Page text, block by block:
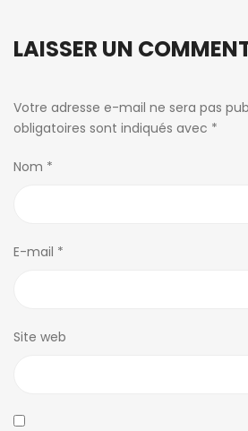
LAISSER UN
Votre adresse e-mail ne sera pas
obligatoires sont indiqués avec *
Nom *
E-mail *
Site web